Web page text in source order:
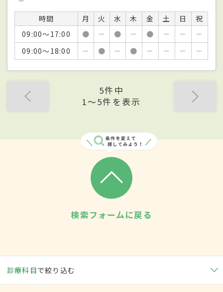
時間 月 火 水 木 金 土 日
祝
09:00～17:00
● － ● － ● － －
－
09:00～18:00
－ ● － ● － － － －
5件中
1〜5件を表示
検索フォームに戻る
診療科目で絞り込む